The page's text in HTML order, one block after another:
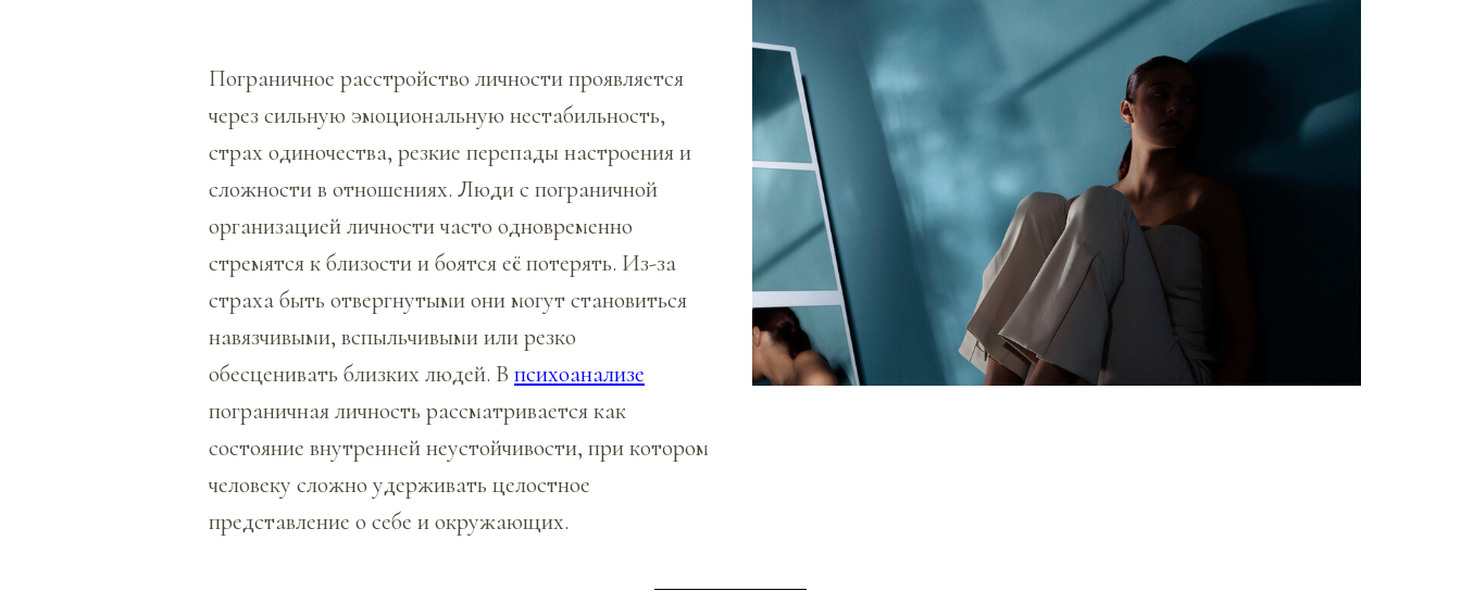
Пограничное расстройство личности проявляется
через сильную эмоциональную нестабильность,
страх одиночества, резкие перепады настроения и
сложности в отношениях. Люди с пограничной
организацией личности часто одновременно
стремятся к близости и боятся её потерять. Из-за
страха быть отвергнутыми они могут становиться
навязчивыми, вспыльчивыми или резко
обесценивать близких людей. В психоанализе
пограничная личность рассматривается как
состояние внутренней неустойчивости, при котором
человеку сложно удерживать целостное
представление о себе и окружающих.